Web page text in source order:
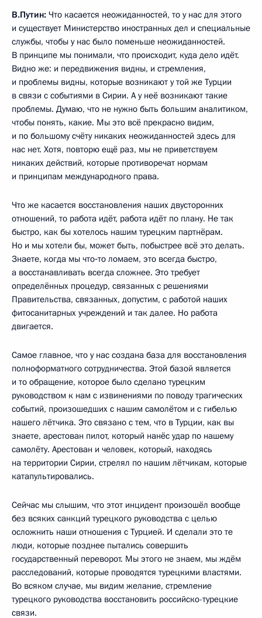
В.Путин: Что касается неожиданностей, то у нас для этого
и существует Министерство иностранных дел и специальные
службы, чтобы у нас было поменьше неожиданностей.
В принципе мы понимали, что происходит, куда дело идёт.
Видно же: и передвижения видны, и стремления,
и проблемы видны, которые возникают у той же Турции
в связи с событиями в Сирии. А у неё возникают такие
проблемы. Думаю, что не нужно быть большим аналитиком,
чтобы понять, какие. Мы это всё прекрасно видим,
и по большому счёту никаких неожиданностей здесь для
нас нет. Хотя, повторю ещё раз, мы не приветствуем
никаких действий, которые противоречат нормам
и принципам международного права.
Что же касается восстановления наших двусторонних
отношений, то работа идёт, работа идёт по плану. Не так
быстро, как бы хотелось нашим турецким партнёрам.
Но и мы хотели бы, может быть, побыстрее всё это делать.
Знаете, когда мы что‑то ломаем, это всегда быстро,
а восстанавливать всегда сложнее. Это требует
определённых процедур, связанных с решениями
Правительства, связанных, допустим, с работой наших
фитосанитарных учреждений и так далее. Но работа
двигается.
Самое главное, что у нас создана база для восстановления
полноформатного сотрудничества. Этой базой является
и то обращение, которое было сделано турецким
руководством к нам с извинениями по поводу трагических
событий, произошедших с нашим самолётом и с гибелью
нашего лётчика. Это связано с тем, что в Турции, как вы
знаете, арестован пилот, который нанёс удар по нашему
самолёту. Арестован и человек, который, находясь
на территории Сирии, стрелял по нашим лётчикам, которые
катапультировались.
Сейчас мы слышим, что этот инцидент произошёл вообще
без всяких санкций турецкого руководства с целью
осложнить наши отношения с Турцией. И сделали это те
люди, которые позднее пытались совершить
государственный переворот. Мы этого не знаем, мы ждём
расследований, которые проводятся турецкими властями.
Во всяком случае, мы видим желание, стремление
турецкого руководства восстановить российско-турецкие
связи.